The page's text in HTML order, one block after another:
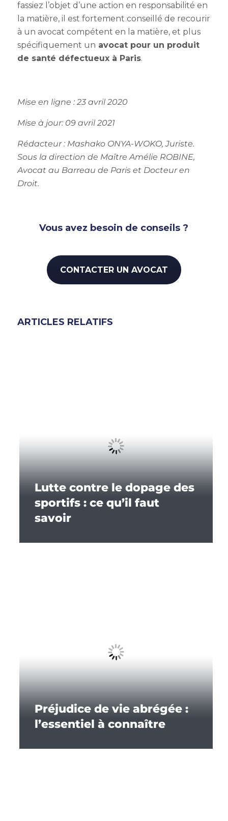
fassiez l’objet d’une action en responsabilité en
la matière, il est fortement conseillé de recourir
à un avocat compétent en la matière, et plus
spécifiquement un avocat pour un produit
de santé défectueux à Paris.
Mise en ligne : 23 avril 2020
Mise à jour: 09 avril 2021
Rédacteur : Mashako ONYA-WOKO, Juriste.
Sous la direction de Maître Amélie ROBINE,
Avocat au Barreau de Paris et Docteur en
Droit.
Vous avez besoin de conseils ?
CONTACTER UN AVOCAT
ARTICLES RELATIFS
Lutte contre le dopage des
sportifs : ce qu’il faut
savoir
Préjudice de vie abrégée :
l’essentiel à connaître